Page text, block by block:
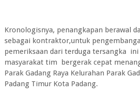
Kronologisnya, penangkapan berawal
sebagai kontraktor,untuk
pemeriksaan dari terduga tersangka
masyarakat tim bergerak cepat
Parak Gadang Raya Kelurahan Parak
Padang Timur Kota Padang.